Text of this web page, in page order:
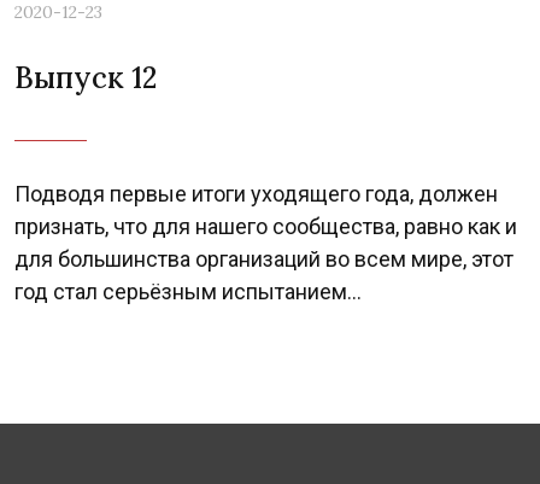
2020-12-23
Выпуск 12
Подводя первые итоги уходящего года, должен
признать, что для нашего сообщества, равно как и
для большинства организаций во всем мире, этот
год стал серьёзным испытанием...